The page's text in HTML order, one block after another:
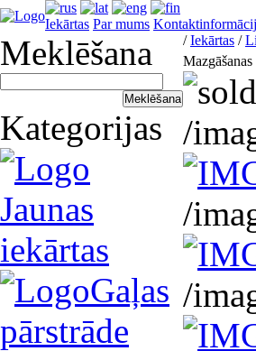
Iekārtas Par mums
Meklēšana
Kategorijas
Jaunas
iekārtas
Gaļas
pārstrāde
/Iekārtas /
/
/
/